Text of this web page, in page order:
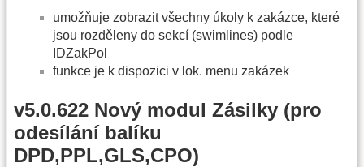
umožňuje zobrazit všechny úkoly k zakázce, které
jsou rozděleny do sekcí (swimlines) podle
IDZakPol
funkce je k dispozici v lok. menu zakázek
v5.0.622 Nový modul Zásilky (pro
odesílání balíku
DPD,PPL,GLS,CPO)